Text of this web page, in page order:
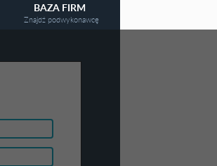
BAZA FIRM
Znajdź podwykonawcę